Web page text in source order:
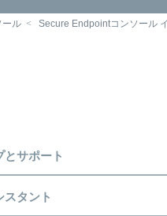
ール Secure Endpointコンソール
とサポート
タント